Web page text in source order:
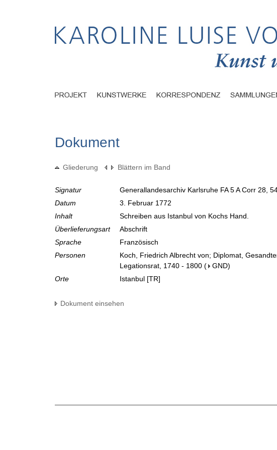
Dokument
Gliederung Blättern im Band
Signatur
Generallandesarchiv Karlsruhe FA 5 A Corr 28,
Datum
3. Februar 1772
Inhalt
Schreiben aus Istanbul von Kochs Hand.
Überlieferungsart
Abschrift
Sprache
Französisch
Personen
Koch, Friedrich Albrecht von; Diplomat,
Legationsrat, 1740 - 1800 ( GND)
Orte
Istanbul [TR]
Dokument einsehen